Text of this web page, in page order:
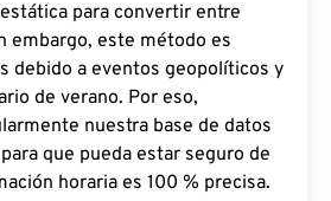
para convertir entre
embargo, este método es
debido a eventos geopolíticos y
de verano. Por eso,
nuestra base de datos
que pueda estar seguro de
horaria es 100 % precisa.